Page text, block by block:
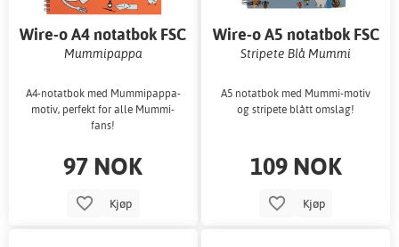
Wire-o A4 notatbok FSC
Mummipappa
A4-notatbok med Mummipappa-
motiv, perfekt for alle Mummi-
fans!
97 NOK
Kjøp
Wire-o A5 notatbok FSC
Stripete Blå Mummi
A5 notatbok med Mummi-motiv
og stripete blått omslag!
109 NOK
Kjøp